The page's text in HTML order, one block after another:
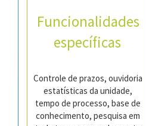
Funcionalidades
específicas
Controle de prazos, ouvidoria
estatísticas da unidade,
tempo de processo, base de
conhecimento, pesquisa em